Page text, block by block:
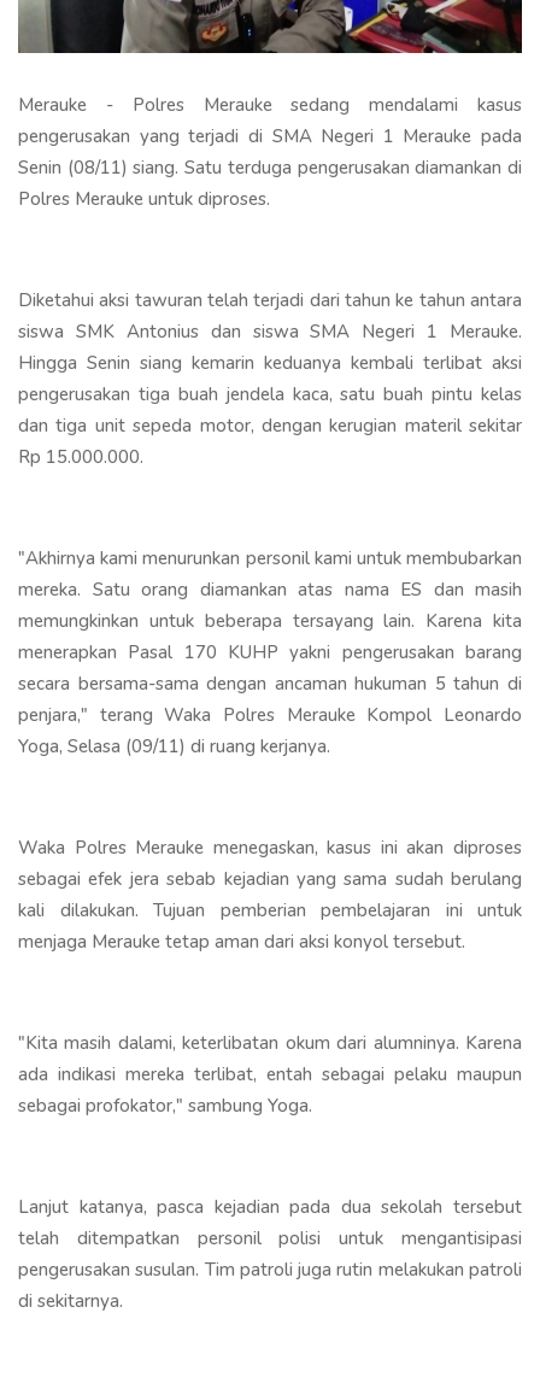
Merauke - Polres Merauke sedang mendalami kasus
pengerusakan yang terjadi di SMA Negeri 1 Merauke pada
Senin (08/11) siang. Satu terduga pengerusakan diamankan di
Polres Merauke untuk diproses.
Diketahui aksi tawuran telah terjadi dari tahun ke tahun antara
siswa SMK Antonius dan siswa SMA Negeri 1 Merauke.
Hingga Senin siang kemarin keduanya kembali terlibat aksi
pengerusakan tiga buah jendela kaca, satu buah pintu kelas
dan tiga unit sepeda motor, dengan kerugian materil sekitar
Rp 15.000.000.
"Akhirnya kami menurunkan personil kami untuk membubarkan
mereka. Satu orang diamankan atas nama ES dan masih
memungkinkan untuk beberapa tersayang lain. Karena kita
menerapkan Pasal 170 KUHP yakni pengerusakan barang
secara bersama-sama dengan ancaman hukuman 5 tahun di
penjara," terang Waka Polres Merauke Kompol Leonardo
Yoga, Selasa (09/11) di ruang kerjanya.
Waka Polres Merauke menegaskan, kasus ini akan diproses
sebagai efek jera sebab kejadian yang sama sudah berulang
kali dilakukan. Tujuan pemberian pembelajaran ini untuk
menjaga Merauke tetap aman dari aksi konyol tersebut.
"Kita masih dalami, keterlibatan okum dari alumninya. Karena
ada indikasi mereka terlibat, entah sebagai pelaku maupun
sebagai profokator," sambung Yoga.
Lanjut katanya, pasca kejadian pada dua sekolah tersebut
telah ditempatkan personil polisi untuk mengantisipasi
pengerusakan susulan. Tim patroli juga rutin melakukan patroli
di sekitarnya.